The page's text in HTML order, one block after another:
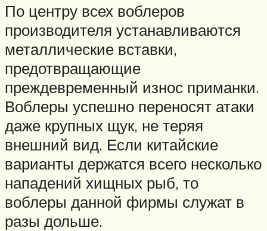
По центру всех воблеров
производителя устанавливаются
металлические вставки,
предотвращающие
преждевременный износ приманки.
Воблеры успешно переносят атаки
даже крупных щук, не теряя
внешний вид. Если китайские
варианты держатся всего несколько
нападений хищных рыб, то
воблеры данной фирмы служат в
разы дольше.